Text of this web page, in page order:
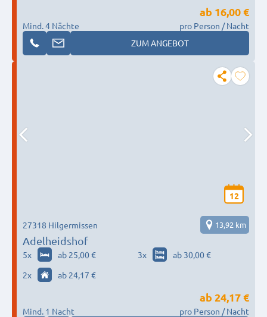
Mind. 4 Nächte
ab 16,00 €
pro Person / Nacht
ZUM ANGEBOT
12
Adelheidshof
27318 Hilgermissen 13,92 km
5x ab 25,00 € 3x
ab 30,00 €
2x ab 24,17 €
Mind. 1 Nacht
ab 24,17 €
pro Person / Nacht